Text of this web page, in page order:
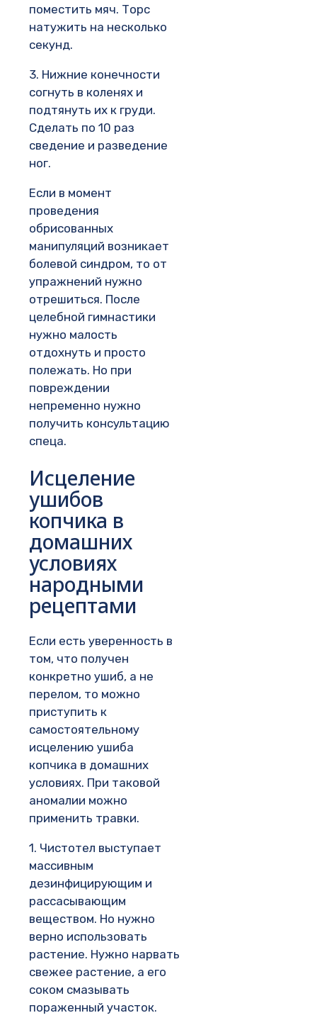
поместить мяч. Торс
натужить на несколько
секунд.
3. Нижние конечности
согнуть в коленях и
подтянуть их к груди.
Сделать по 10 раз
сведение и разведение
ног.
Если в момент
проведения
обрисованных
манипуляций возникает
болевой синдром, то от
упражнений нужно
отрешиться. После
целебной гимнастики
нужно малость
отдохнуть и просто
полежать. Но при
повреждении
непременно нужно
получить консультацию
спеца.
Исцеление
ушибов
копчика в
домашних
условиях
народными
рецептами
Если есть уверенность в
том, что получен
конкретно ушиб, а не
перелом, то можно
приступить к
самостоятельному
исцелению ушиба
копчика в домашних
условиях. При таковой
аномалии можно
применить травки.
1. Чистотел выступает
массивным
дезинфицирующим и
рассасывающим
веществом. Но нужно
верно использовать
растение. Нужно нарвать
свежее растение, а его
соком смазывать
пораженный участок.